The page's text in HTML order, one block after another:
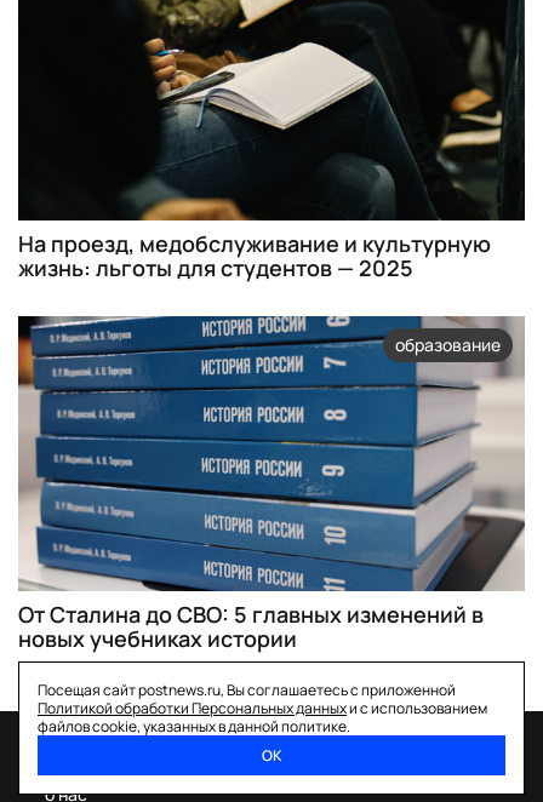
На проезд, медобслуживание и культурную
жизнь: льготы для студентов — 2025
образование
От Сталина до СВО: 5 главных изменений в
новых учебниках истории
Посещая сайт postnews.ru, Вы соглашаетесь с приложенной
Политикой обработки Персональных данныхи с использованием
файлов cookie, указанных в данной политике.
ОК
о нас